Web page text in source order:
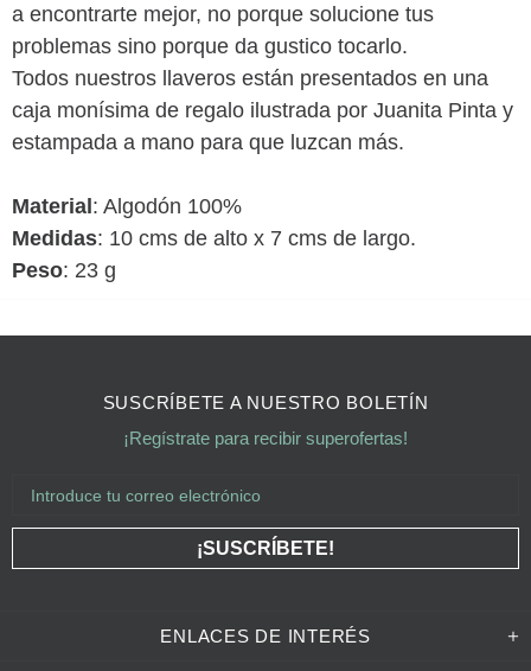
a encontrarte mejor, no porque solucione tus
problemas sino porque da gustico tocarlo.
Todos nuestros llaveros están presentados en una
caja monísima de regalo ilustrada por Juanita Pinta y
estampada a mano para que luzcan más.
Material : Algodón 100%
Medidas: 10 cms de alto x 7 cms de largo.
Peso: 23 g
ENLACES DE INTERÉS
SUSCRÍBETE A NUESTRO BOLETÍN
¡Regístrate para recibir superofertas!